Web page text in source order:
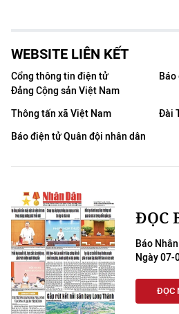
WEBSITE LIÊN KẾT
Cổng thông tin điện tử
Đảng Cộng sản Việt Nam
Thông tấn xã Việt Nam
Đài
Báo điện tử Quân đội nhân dân
ĐỌC
Báo
Ngày 07-
ĐỌC